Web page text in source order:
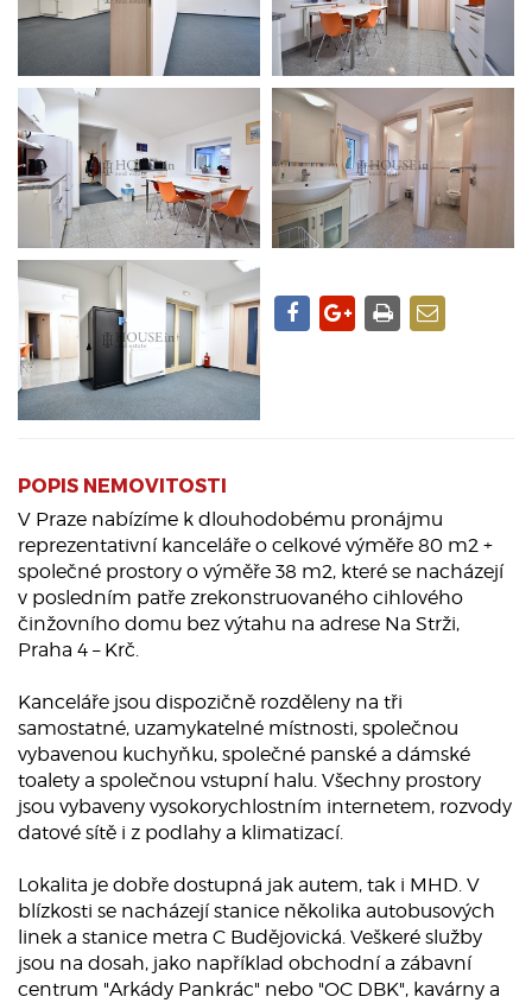
POPIS NEMOVITOSTI
V Praze nabízíme k dlouhodobému pronájmu
reprezentativní kanceláře o celkové výměře 80 m2 +
společné prostory o výměře 38 m2, které se nacházejí
v posledním patře zrekonstruovaného cihlového
činžovního domu bez výtahu na adrese Na Strži,
Praha 4 – Krč.
Kanceláře jsou dispozičně rozděleny na tři
samostatné, uzamykatelné místnosti, společnou
vybavenou kuchyňku, společné panské a dámské
toalety a společnou vstupní halu. Všechny prostory
jsou vybaveny vysokorychlostním internetem, rozvody
datové sítě i z podlahy a klimatizací.
Lokalita je dobře dostupná jak autem, tak i MHD. V
blízkosti se nacházejí stanice několika autobusových
linek a stanice metra C Budějovická. Veškeré služby
jsou na dosah, jako například obchodní a zábavní
centrum "Arkády Pankrác" nebo "OC DBK", kavárny a